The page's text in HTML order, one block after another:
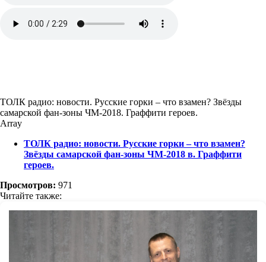
ТОЛК радио: новости. Русские горки – что взамен? Звёзды
самарской фан-зоны ЧМ-2018. Граффити героев.
Array
ТОЛК радио: новости. Русские горки – что взамен?
Звёзды самарской фан-зоны ЧМ-2018 в. Граффити
героев.
Просмотров: 971
Читайте также: